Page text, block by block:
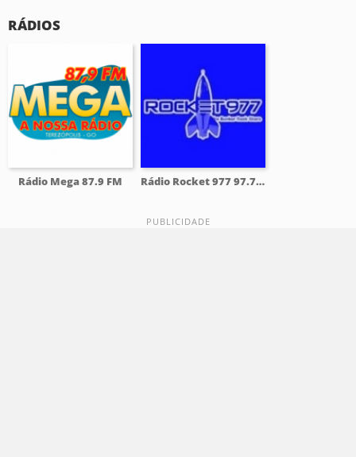
RÁDIOS
Rádio Mega 87.9 FM Rádio Rocket 977 97.7 FM